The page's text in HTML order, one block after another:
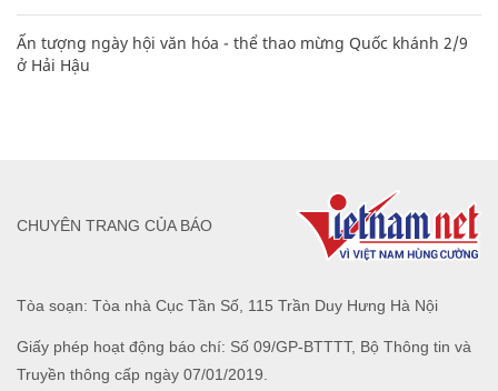
Ấn tượng ngày hội văn hóa - thể thao mừng Quốc khánh 2/9
ở Hải Hậu
Tòa soạn: Tòa nhà Cục Tần Số, 115 Trần Duy Hưng Hà Nội
Giấy phép hoạt động báo chí: Số 09/GP-BTTTT, Bộ Thông tin và
Truyền thông cấp ngày 07/01/2019.
CHUYÊN TRANG CỦA BÁO